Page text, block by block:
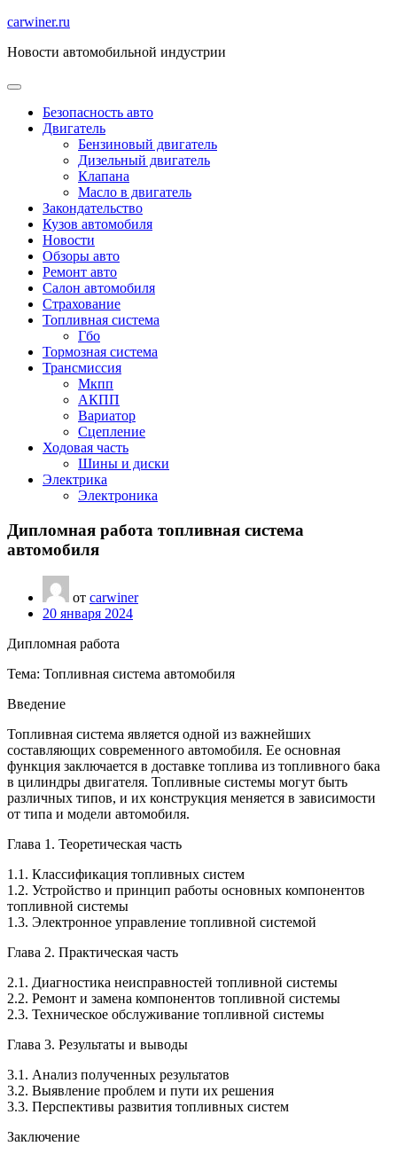
Перейти
содержимому
carwiner.ru
Новости автомобильной индустрии
Безопасность авто
Двигатель
Бензиновый двигатель
Дизельный двигатель
Клапана
Масло в двигатель
Закондательство
Кузов автомобиля
Новости
Обзоры авто
Ремонт авто
Салон автомобиля
Страхование
Топливная система
Гбо
Тормозная система
Трансмиссия
Мкпп
АКПП
Вариатор
Сцепление
Ходовая часть
Шины и диски
Электрика
Электроника
Дипломная работа топливная система
автомобиля
от carwiner
20 января 2024
Дипломная работа
Тема: Топливная система автомобиля
Введение
Топливная система является одной из важнейших
составляющих современного автомобиля. Ее основная
функция заключается в доставке топлива из топливного бака
в цилиндры двигателя. Топливные системы могут быть
различных типов, и их конструкция меняется в зависимости
от типа и модели автомобиля.
Глава 1. Теоретическая часть
1.1. Классификация топливных систем
1.2. Устройство и принцип работы основных компонентов
топливной системы
1.3. Электронное управление топливной системой
Глава 2. Практическая часть
2.1. Диагностика неисправностей топливной системы
2.2. Ремонт и замена компонентов топливной системы
2.3. Техническое обслуживание топливной системы
Глава 3. Результаты и выводы
3.1. Анализ полученных результатов
3.2. Выявление проблем и пути их решения
3.3. Перспективы развития топливных систем
Заключение